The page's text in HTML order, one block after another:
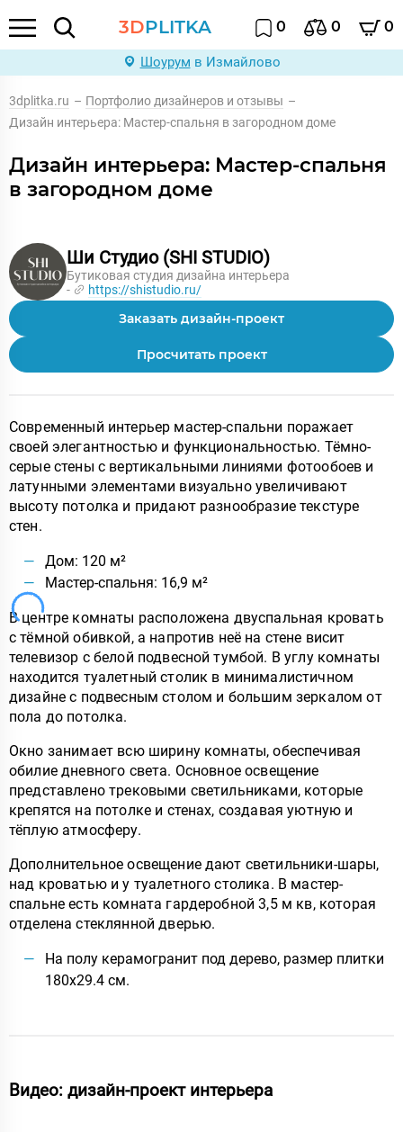
3DPLITKA 0 0 0
Шоурум в Измайлово
3dplitka.ru – Портфолио дизайнеров и отзывы –
Дизайн интерьера: Мастер-спальня в загородном доме
Дизайн интерьера: Мастер-спальня
в загородном доме
Ши Студио (SHI STUDIO)
Бутиковая студия дизайна интерьера
-
https://shistudio.ru/
Заказать дизайн-проект
Просчитать проект
Современный интерьер мастер-спальни поражает
своей элегантностью и функциональностью. Тёмно-
серые стены с вертикальными линиями фотообоев и
латунными элементами визуально увеличивают
высоту потолка и придают разнообразие текстуре
стен.
Дом: 120 м²
Мастер-спальня: 16,9 м²
В центре комнаты расположена двуспальная кровать
с тёмной обивкой, а напротив неё на стене висит
телевизор с белой подвесной тумбой. В углу комнаты
находится туалетный столик в минималистичном
дизайне с подвесным столом и большим зеркалом от
пола до потолка.
Окно занимает всю ширину комнаты, обеспечивая
обилие дневного света. Основное освещение
представлено трековыми светильниками, которые
крепятся на потолке и стенах, создавая уютную и
тёплую атмосферу.
Дополнительное освещение дают светильники-шары,
над кроватью и у туалетного столика. В мастер-
спальне есть комната гардеробной 3,5 м кв, которая
отделена стеклянной дверью.
На полу керамогранит под дерево, размер плитки
180x29.4 см.
Видео: дизайн-проект интерьера